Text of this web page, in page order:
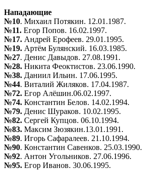
Нападающие
№10. Михаил Потякин. 12.01.1987.
№11. Егор Попов. 16.02.1997.
№17. Андрей Ерофеев. 29.01.1995.
№19. Артём Булянский. 16.03.1985.
№27. Денис Давыдов. 27.08.1991.
№28. Никита Феоктистов. 23.06.1990.
№38. Даниил Ильин. 17.06.1995.
№44. Виталий Жиляков. 17.04.1987.
№72. Егор Алёшин.06.02.1997.
№74. Константин Белов. 14.02.1994.
№79. Денис Шураков. 10.02.1995.
№82. Сергей Купцов. 06.10.1994.
№83. Максим Зюзякин.13.01.1991.
№89. Игорь Сафаралеев. 21.10.1994.
№90. Константин Савенков. 25.03.1990.
№92. Антон Угольников. 27.06.1996.
№95. Егор Иванов. 30.06.1995.